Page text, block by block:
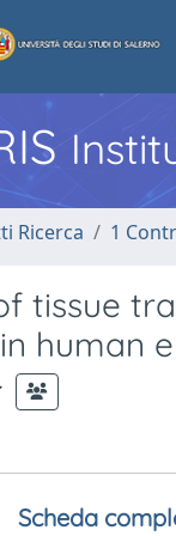
Ricerca 1
tissue
human
Scheda